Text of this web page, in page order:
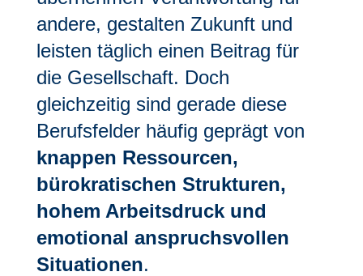
andere, gestalten Zukunft und
leisten täglich einen Beitrag für
die Gesellschaft. Doch
gleichzeitig sind gerade diese
Berufsfelder häufig geprägt von
knappen Ressourcen,
bürokratischen Strukturen,
hohem Arbeitsdruck und
emotional anspruchsvollen
Situationen.